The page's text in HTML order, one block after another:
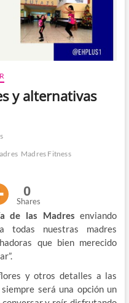
y alternativas
Madres Fitness
0
Shares
de las Madres enviando
todas nuestras madres
que bien merecido
y otros detalles a las
será una opción un